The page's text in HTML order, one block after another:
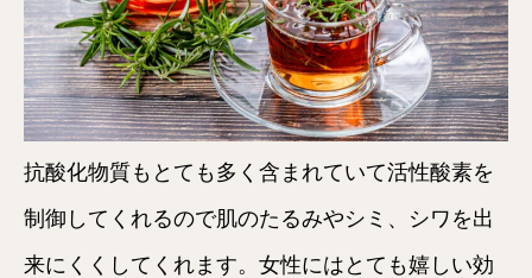
抗酸化物質もとても多く含まれていて活性酸素を
制御してくれるので肌のたるみやシミ、シワを出
来にくくしてくれます。女性にはとても嬉しい効